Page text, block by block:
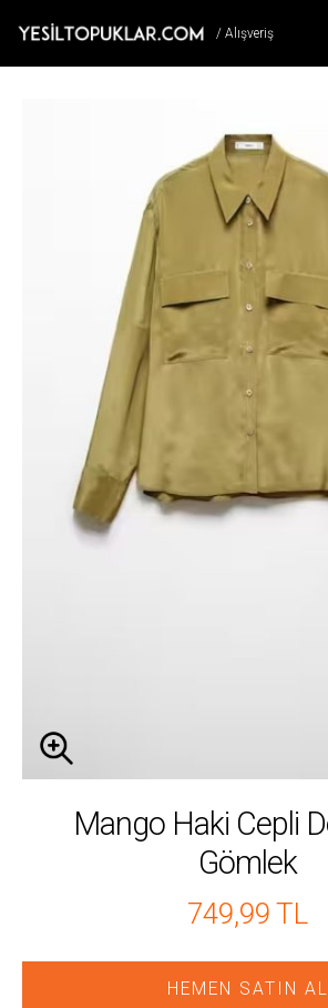
/ Alışveriş
Mango Haki Cepli
Gömlek
749,99 TL
HEMEN SATIN AL